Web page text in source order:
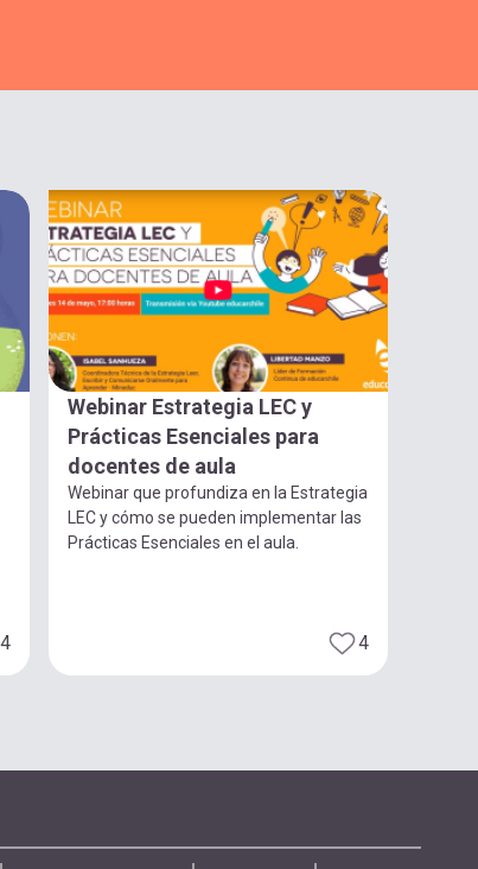
4
Webinar Estrategia LEC y
Prácticas Esenciales para
docentes de aula
Webinar que profundiza en la Estrategia
LEC y cómo se pueden implementar las
Prácticas Esenciales en el aula.
4